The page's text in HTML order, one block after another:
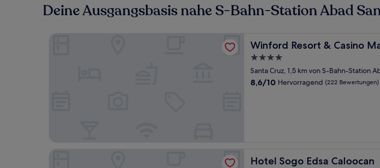
Deine Ausgangsbasis nahe S-Bahn-Station Abad
Winford Resort & Casino
Winford Resort & Casino Manila
4.0-
Sterne-
Unterkunft
Santa Cruz, 1,5 km von S-Bahn-Station
8.6
8,6/10 Hervorragend (222 Bewertungen)
Hotel Sogo Edsa Caloocan
Hotel Sogo Edsa Caloocan